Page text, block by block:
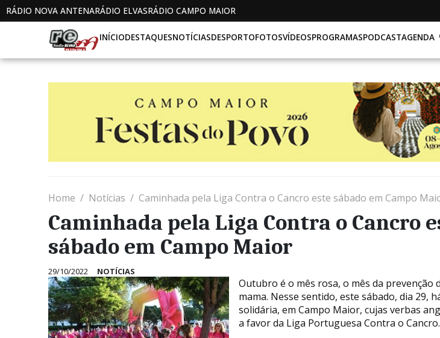
RÁDIO NOVA ANTENARÁDIO ELVASRÁDIO CAMPO MAIOR
INÍCIODESTAQUESNOTÍCIASDESPORTOFOTOSVÍDEOSPROGRAMASPODCASTAGENDA
Home Notícias Caminhada pela Liga Contra o Cancro este sábado em Campo
Caminhada pela Liga Contra o Cancro
sábado em Campo Maior
29/10/2022 NOTÍCIAS
Outubro é o mês rosa, o mês da prevenção
mama. Nesse sentido, este sábado, dia 29,
solidária, em Campo Maior, cujas verbas
a favor da Liga Portuguesa Contra o Cancro.